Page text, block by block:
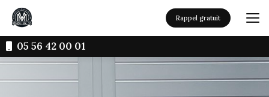
Aller
contenu
principal05 56 42 00 01
Rappel gratuit